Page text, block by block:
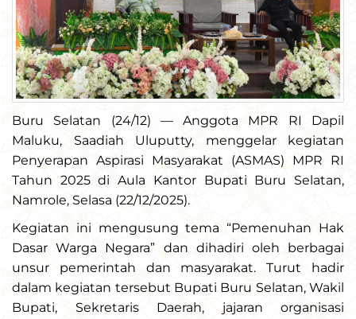
Buru Selatan (24/12) — Anggota MPR RI Dapil
Maluku, Saadiah Uluputty, menggelar kegiatan
Penyerapan Aspirasi Masyarakat (ASMAS) MPR RI
Tahun 2025 di Aula Kantor Bupati Buru Selatan,
Namrole, Selasa (22/12/2025).
Kegiatan ini mengusung tema “Pemenuhan Hak
Dasar Warga Negara” dan dihadiri oleh berbagai
unsur pemerintah dan masyarakat. Turut hadir
dalam kegiatan tersebut Bupati Buru Selatan, Wakil
Bupati, Sekretaris Daerah, jajaran organisasi